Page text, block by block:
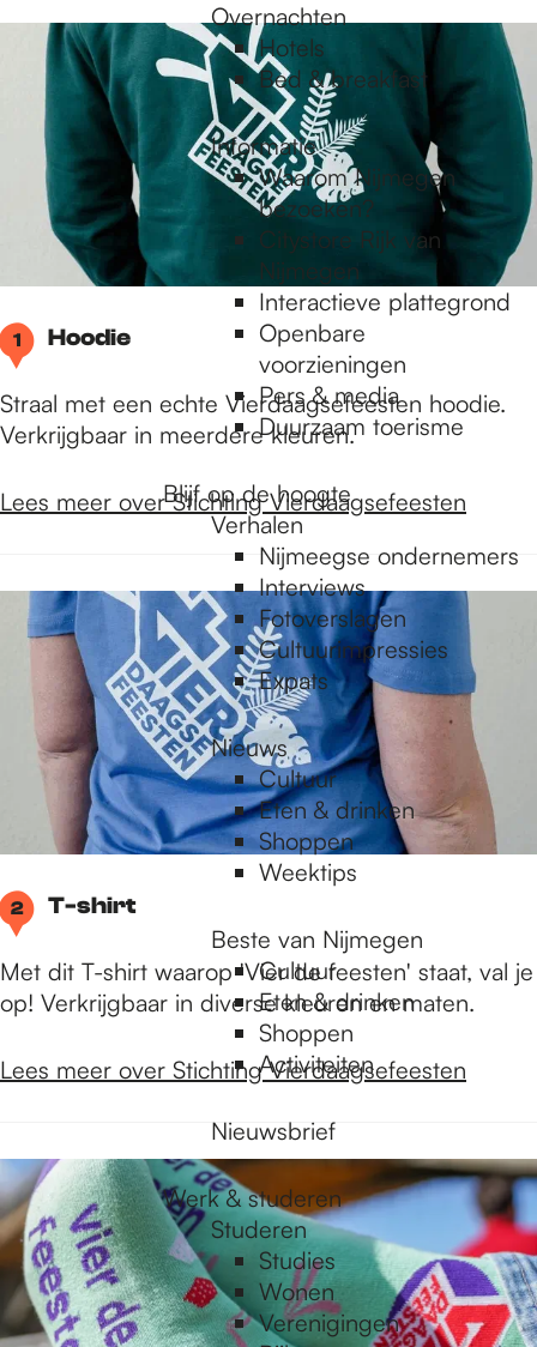
Overnachten
Hotels
Bed & breakfast
Informatie
Waarom Nijmegen
bezoeken?
Citystore Rijk van
Nijmegen
Interactieve plattegrond
Openbare
voorzieningen
Pers & media
Duurzaam toerisme
Blijf op de hoogte
Verhalen
Nijmeegse ondernemers
Interviews
Fotoverslagen
Cultuurimpressies
Expats
Nieuws
Cultuur
Eten & drinken
Shoppen
Weektips
Beste van Nijmegen
Cultuur
Eten & drinken
Shoppen
Activiteiten
Nieuwsbrief
Werk & studeren
Studeren
Studies
Wonen
Verenigingen
1 Hoodie
Straal met een echte Vierdaagsefeesten hoodie.
Verkrijgbaar in meerdere kleuren.
Lees meer over Stichting Vierdaagsefeesten
2 T-shirt
Met dit T-shirt waarop 'Vier de feesten' staat, val je
op! Verkrijgbaar in diverse kleuren en maten.
Lees meer over Stichting Vierdaagsefeesten